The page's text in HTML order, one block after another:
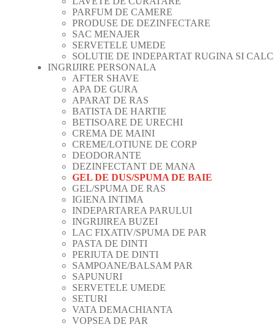
PARFUM DE CAMERE
PRODUSE DE DEZINFECTARE
SAC MENAJER
SERVETELE UMEDE
SOLUTIE DE INDEPARTAT RUGINA SI
INGRIJIRE PERSONALA
AFTER SHAVE
APA DE GURA
APARAT DE RAS
BATISTA DE HARTIE
BETISOARE DE URECHI
CREMA DE MAINI
CREME/LOTIUNE DE CORP
DEODORANTE
DEZINFECTANT DE MANA
GEL DE DUS/SPUMA DE BAIE
GEL/SPUMA DE RAS
IGIENA INTIMA
INDEPARTAREA PARULUI
INGRIJIREA BUZEI
LAC FIXATIV/SPUMA DE PAR
PASTA DE DINTI
PERIUTA DE DINTI
SAMPOANE/BALSAM PAR
SAPUNURI
SERVETELE UMEDE
SETURI
VATA DEMACHIANTA
VOPSEA DE PAR